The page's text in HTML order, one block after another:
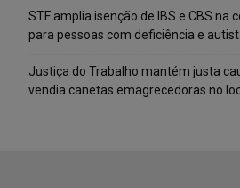
STF amplia isenção de IBS e CBS na
para pessoas com deficiência e
Justiça do Trabalho mantém justa
vendia canetas emagrecedoras no